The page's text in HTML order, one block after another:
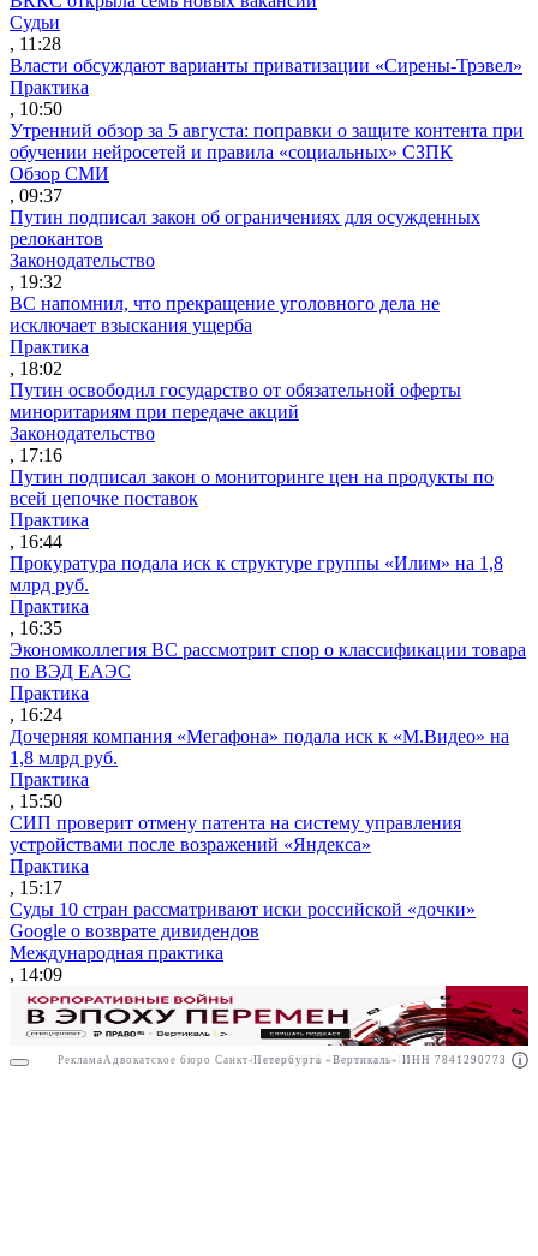
РекламаООО "Право.ру" ИНН: 7704835288
Судьи
, 11:28
Власти обсуждают варианты приватизации «Сирены-Трэвел»
Практика
, 10:50
Утренний обзор за 5 августа: поправки о защите контента при
обучении нейросетей и правила «социальных» СЗПК
Обзор СМИ
, 09:37
Путин подписал закон об ограничениях для осужденных
релокантов
Законодательство
, 19:32
ВС напомнил, что прекращение уголовного дела не
исключает взыскания ущерба
Практика
, 18:02
Путин освободил государство от обязательной оферты
миноритариям при передаче акций
Законодательство
, 17:16
Путин подписал закон о мониторинге цен на продукты по
всей цепочке поставок
Практика
, 16:44
Прокуратура подала иск к структуре группы «Илим» на 1,8
млрд руб.
Практика
, 16:35
Экономколлегия ВС рассмотрит спор о классификации товара
по ВЭД ЕАЭС
Практика
, 16:24
Дочерняя компания «Мегафона» подала иск к «М.Видео» на
1,8 млрд руб.
Практика
, 15:50
СИП проверит отмену патента на систему управления
устройствами после возражений «Яндекса»
Практика
, 15:17
Суды 10 стран рассматривают иски российской «дочки»
Google о возврате дивидендов
Международная практика
, 14:09
Реклама Адвокатское бюро Санкт-Петербурга «Вертикаль» ИНН 7841290773